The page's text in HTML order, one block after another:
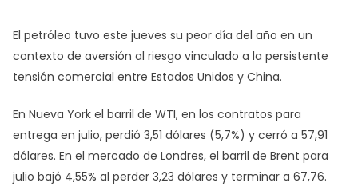
El petróleo tuvo este jueves su peor día del año en un
contexto de aversión al riesgo vinculado a la persistente
tensión comercial entre Estados Unidos y China.
En Nueva York el barril de WTI, en los contratos para
entrega en julio, perdió 3,51 dólares (5,7%) y cerró a 57,91
dólares. En el mercado de Londres, el barril de Brent para
julio bajó 4,55% al perder 3,23 dólares y terminar a 67,76.